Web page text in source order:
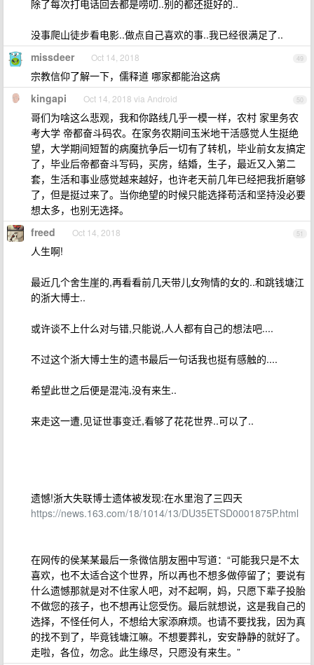
除了每次打电话回去都是唠叨..别的都还挺好的..
没事爬山徒步看电影..做点自己喜欢的事..我已经很满足了..
49
missdeer Oct 14, 2018
宗教信仰了解一下，儒释道 哪家都能治这病
50
kingapi Oct 14, 2018 via Android
哥们为啥这么悲观，我和你路线几乎一模一样，农村 家里务农
考大学 帝都奋斗码农。在家务农期间玉米地干活感觉人生挺绝
望，大学期间短暂的病魔抗争后一切有了转机，毕业前女友搞定
了，毕业后帝都奋斗写码，买房，结婚，生子，最近又入第二
套，生活和事业感觉越来越好，也许老天前几年已经把我折磨够
了，但是挺过来了。当你绝望的时候只能选择苟活和坚持没必要
想太多，也别无选择。
51
freed Oct 14, 2018
人生啊!
最近几个舍生崖的,再看看前几天带儿女殉情的女的..和跳钱塘江
的浙大博士..
或许谈不上什么对与错,只能说,人人都有自己的想法吧....
不过这个浙大博士生的遗书最后一句话我也挺有感触的....
希望此世之后便是混沌,没有来生..
来走这一遭,见证世事变迁,看够了花花世界..可以了..
遗憾!浙大失联博士遗体被发现:在水里泡了三四天
https://news.163.com/18/1014/13/DU35ETSD0001875P.html
在网传的侯某某最后一条微信朋友圈中写道：“可能我只是不太
喜欢，也不太适合这个世界，所以再也不想多做停留了；要说有
什么遗憾那就是对不住家人吧，对不起啊，妈，只愿下辈子投胎
不做您的孩子，也不想再让您受伤。最后就想说，这是我自己的
选择，不怪任何人，不想给大家添麻烦。也请不要找我，因为真
的找不到了，毕竟钱塘江嘛。不想要葬礼，安安静静的就好了。
走啦，各位，勿念。此生缘尽，只愿没有来生。”